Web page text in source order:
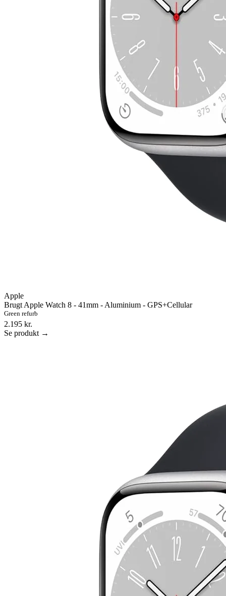
Apple
Brugt Apple Watch 8 - 41mm - Aluminium - GPS+Cellular
Green refurb
2.195 kr.
Se produkt →